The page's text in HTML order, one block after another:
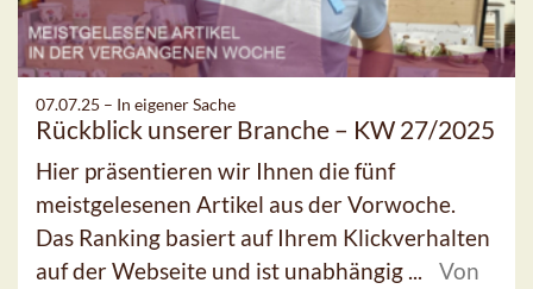
07.07.25 – In eigener Sache
Rückblick unserer Branche – KW 27/2025
Hier präsentieren wir Ihnen die fünf
meistgelesenen Artikel aus der Vorwoche.
Das Ranking basiert auf Ihrem Klickverhalten
auf der Webseite und ist unabhängig ...
Von